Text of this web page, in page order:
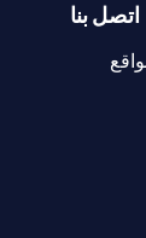
اتصل بنا
(opens in a new tab)